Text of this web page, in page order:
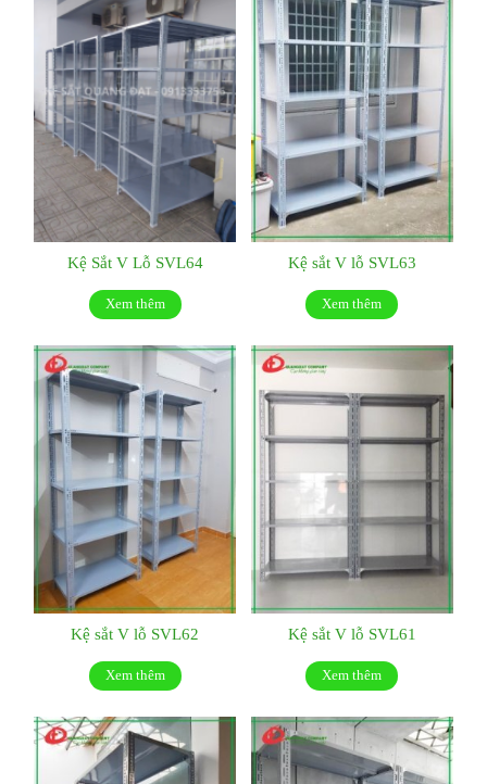
Kệ Sắt V Lỗ SVL64
Xem thêm
Kệ sắt V lỗ SVL63
Xem thêm
Kệ sắt V lỗ SVL62
Xem thêm
Kệ sắt V lỗ SVL61
Xem thêm